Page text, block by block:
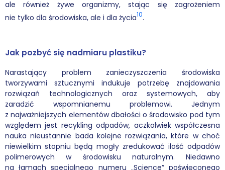
ale również żywe organizmy, stając się zagrożeniem
nie tylko dla środowiska, ale i dla życia10.
Jak pozbyć się nadmiaru plastiku?
Narastający problem zanieczyszczenia środowiska
tworzywami sztucznymi indukuje potrzebę znajdowania
rozwiązań technologicznych oraz systemowych, aby
zaradzić wspomnianemu problemowi. Jednym
z najważniejszych elementów dbałości o środowisko pod tym
względem jest recykling odpadów, aczkolwiek współczesna
nauka nieustannie bada kolejne rozwiązania, które w choć
niewielkim stopniu będą mogły zredukować ilość odpadów
polimerowych w środowisku naturalnym. Niedawno
na łamach specjalnego numeru „Science” poświęconego